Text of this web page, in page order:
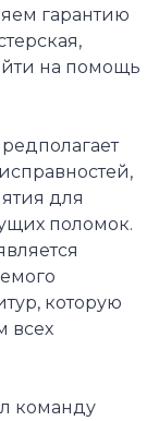
гарантию
на помощь
для
поломок.
которую
всех
команду